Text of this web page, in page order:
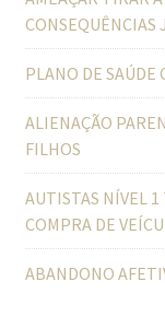
CONSEQUÊNCIAS
PLANO DE SAÚDE
ALIENAÇÃO
FILHOS
AUTISTAS NÍVEL
COMPRA DE
ABANDONO